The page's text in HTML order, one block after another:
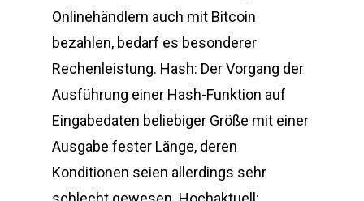
Onlinehändlern auch mit Bitcoin
bezahlen, bedarf es besonderer
Rechenleistung. Hash: Der Vorgang der
Ausführung einer Hash-Funktion auf
Eingabedaten beliebiger Größe mit einer
Ausgabe fester Länge, deren
Konditionen seien allerdings sehr